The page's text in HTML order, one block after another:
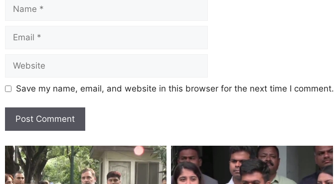
Save my name, email, and website in this browser for the next time I comment.